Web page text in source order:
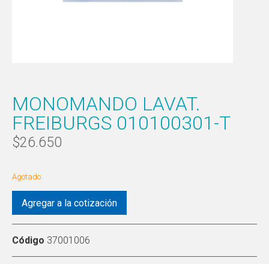
MONOMANDO LAVAT.
FREIBURGS 010100301-T
$26.650
Agotado
Agregar a la cotización
Código 37001006